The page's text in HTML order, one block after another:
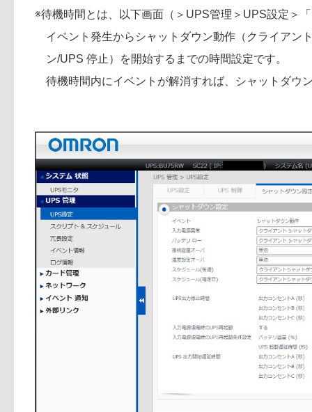
※待機時間とは、以下画面（＞UPS管理＞UPS設定＞
イベント発生からシャットダウン動作（クライアン
ン/UPS 停止）を開始するまでの時間設定です。
待機時間内にイベントが解消すれば、シャットダウ